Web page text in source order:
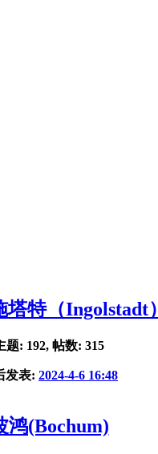
塔特（Ingolstadt）
题: 192, 帖数: 315
发表: 2024-4-6 16:48
鸿(Bochum)